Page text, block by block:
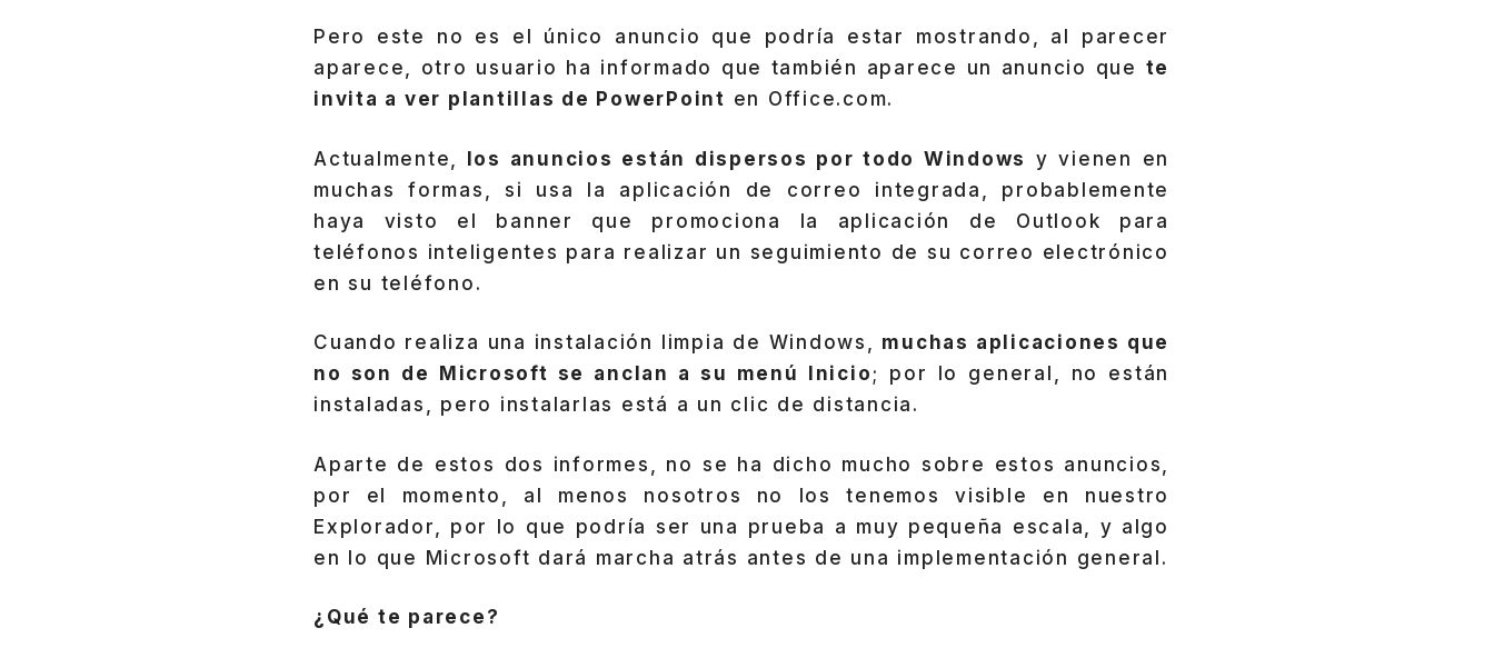
Pero este no es el único anuncio que podría estar mostrando, al parecer
aparece, otro usuario ha informado que también aparece un anuncio que te
invita a ver plantillas de PowerPoint en Office.com.
Actualmente, los anuncios están dispersos por todo Windows y vienen en
muchas formas, si usa la aplicación de correo integrada, probablemente
haya visto el banner que promociona la aplicación de Outlook para
teléfonos inteligentes para realizar un seguimiento de su correo electrónico
en su teléfono.
Cuando realiza una instalación limpia de Windows, muchas aplicaciones que
no son de Microsoft se anclan a su menú Inicio ; por lo general, no están
instaladas, pero instalarlas está a un clic de distancia.
Aparte de estos dos informes, no se ha dicho mucho sobre estos anuncios,
por el momento, al menos nosotros no los tenemos visible en nuestro
Explorador, por lo que podría ser una prueba a muy pequeña escala, y algo
en lo que Microsoft dará marcha atrás antes de una implementación general.
¿Qué te parece?